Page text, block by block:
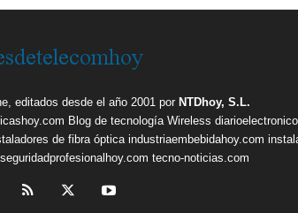
editados desde el año 2001 por NTDhoy, S.L.
Blog de tecnología Wireless
de fibra óptica industriaembebidahoy.com
seguridadprofesionalhoy.com tecno-noticias.com